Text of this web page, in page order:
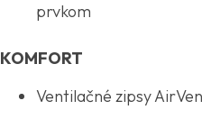
prvkom
KOMFORT
Ventilačné zipsy